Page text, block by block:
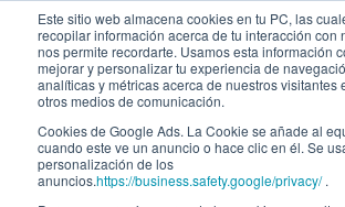
Este sitio web almacena cookies en tu PC, las
recopilar información acerca de tu interacción con
nos permite recordarte. Usamos esta información
mejorar y personalizar tu experiencia de
analíticas y métricas acerca de nuestros visitantes
otros medios de comunicación.
Cookies de Google Ads. La Cookie se añade al
cuando este ve un anuncio o hace clic en él. Se
personalización de los
anuncios.https://business.safety.google/privacy/.